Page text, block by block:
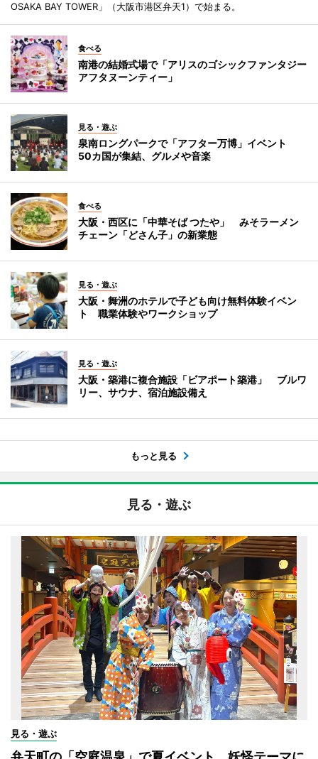
OSAKA BAY TOWER」（大阪市港区弁天1）で始まる。
食べる
南港の結婚式場で「アリスのゴシックファンタジー
アフタヌーンティー」
見る・遊ぶ
泉南ロングパークで「アフター万博」イベント
50カ国が集結、グルメや音楽
食べる
大阪・西区に「中華そば つたや」 みそラーメン
チェーン「どさん子」の新業態
見る・遊ぶ
大阪・舞洲のホテルで子ども向け無料体験イベン
ト 職業体験やワークショップ
見る・遊ぶ
大阪・築港に複合施設「ビアポート築港」 ブルワ
リー、サウナ、宿泊施設備え
もっと見る
見る・遊ぶ
見る・遊ぶ